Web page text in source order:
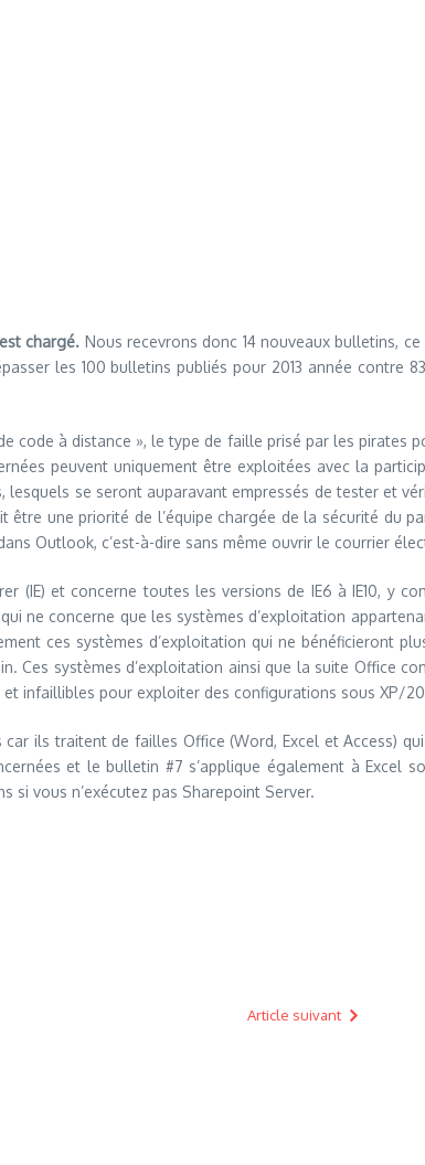
chargé. Nous recevrons donc 14 nouveaux bulletins,
les 100 bulletins publiés pour 2013 année contre
code à distance », le type de faille prisé par les pirates
peuvent uniquement être exploitées avec la
se seront auparavant empressés de tester et
être une priorité de l’équipe chargée de la sécurité du
Outlook, c’est-à-dire sans même ouvrir le courrier
(IE) et concerne toutes les versions de IE6 à IE10, y
ne concerne que les systèmes d’exploitation
ces systèmes d’exploitation qui ne bénéficieront
Ces systèmes d’exploitation ainsi que la suite Office
infaillibles pour exploiter des configurations sous XP/
ils traitent de failles Office (Word, Excel et Access)
et le bulletin #7 s’applique également à Excel
vous n’exécutez pas Sharepoint Server.
Article suivant